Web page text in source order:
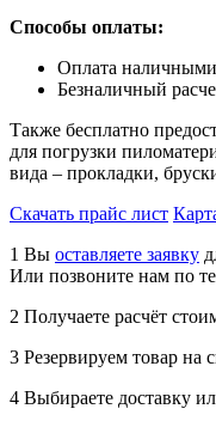
Способы оплаты:
Оплата
Безналичный
Также бесплатно
для погрузки
вида – прокладки,
Скачать прайс лист
1 Вы оставляете заявку
Или позвоните нам по
2 Получаете расчёт
3 Резервируем товар на
4 Выбираете доставку